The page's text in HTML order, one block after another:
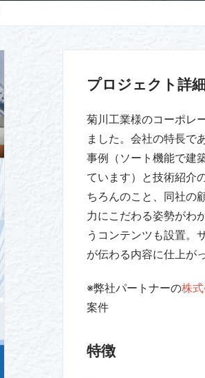
プロジェクト詳
菊川工業様のコーポレ
ました。会社の特長で
事例（ソート機能で建
ています）と技術紹介
ちろんのこと、同社の
力にこだわる姿勢がわ
うコンテンツも設置。
が伝わる内容に仕上が
※弊社パートナーの株
案件
特徴